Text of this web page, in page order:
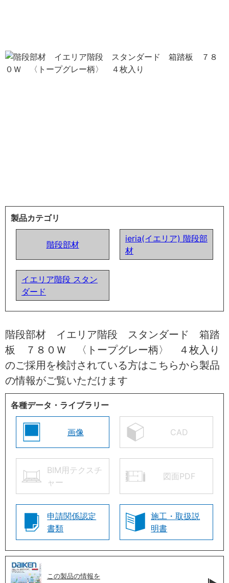
製品カテゴリ
階段部材
ieria(イエリア) 階段部
材
イエリア階段 スタン
ダード
階段部材 イエリア階段 スタンダード 箱踏
板 ７８０Ｗ 〈トープグレー柄〉 ４枚入り
のご採用を検討されている方はこちらから製品
の情報がご覧いただけます
各種データ・ライブラリー
画像 CAD
BIM用テクスチ
ャー
図面PDF
申請関係認定
書類
施工・取扱説
明書
この製品の情報を